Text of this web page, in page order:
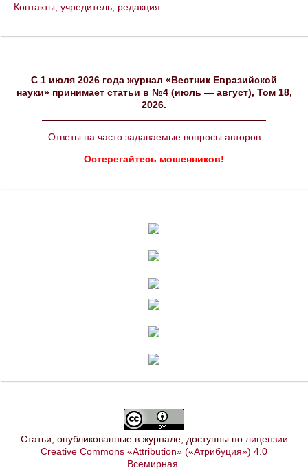
Контакты, учредитель, редакция
C 1 июля 2026 года журнал «Вестник Евразийской
науки» принимает статьи в №4 (июль — август), Том 18,
2026.
Ответы на часто задаваемые вопросы авторов
Остерегайтесь мошенников!
Статьи, опубликованные в журнале, доступны по лицензии
Creative Commons «Attribution» («Атрибуция») 4.0
Всемирная